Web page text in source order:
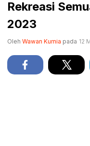
Rekreasi
2023
Oleh Wawan Kurnia pada 12